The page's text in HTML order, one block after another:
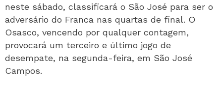
neste sábado, classificará o São José para ser o
adversário do Franca nas quartas de final. O
Osasco, vencendo por qualquer contagem,
provocará um terceiro e último jogo de
desempate, na segunda-feira, em São José
Campos.